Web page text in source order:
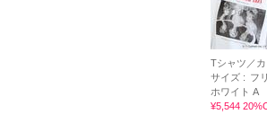
Tシャツ／
サイズ : フ
ホワイト A
¥5,544